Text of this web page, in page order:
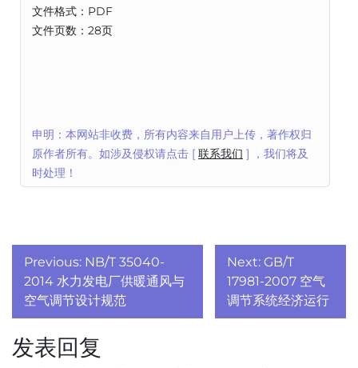
文件格式：PDF
文件页数：28页
申明：本网站非收费，所有内容来自用户上传，著作权归
原作者所有。如涉及侵权请点击 [ 联系我们 ] ，我们将及
时处理！
文
章
导
航
Previous: NB/T 35040-
2014 水力发电厂供暖通风与
空气调节设计规范
Next: GB/T
17981-2007 空气
调节系统经济运行
发表回复